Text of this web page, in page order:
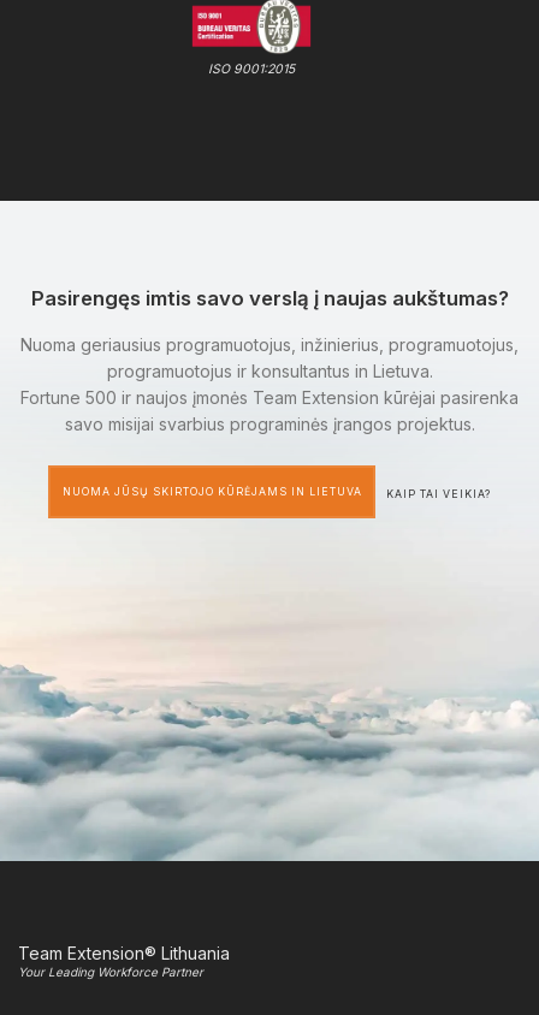
ISO 9001:2015
Pasirengęs imtis savo verslą į naujas aukštumas?
Nuoma geriausius programuotojus, inžinierius, programuotojus,
programuotojus ir konsultantus in Lietuva.
Fortune 500 ir naujos įmonės Team Extension kūrėjai pasirenka
savo misijai svarbius programinės įrangos projektus.
NUOMA JŪSŲ SKIRTOJO KŪRĖJAMS IN LIETUVA KAIP TAI VEIKIA?
Team Extension® Lithuania
Your Leading Workforce Partner